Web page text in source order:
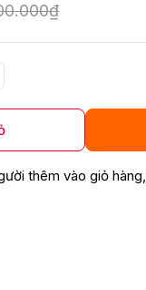
thêm vào giỏ hàng,